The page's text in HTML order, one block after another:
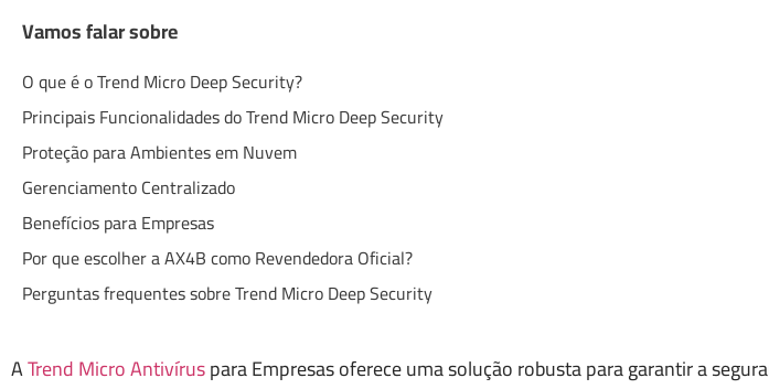
Vamos falar sobre
O que é o Trend Micro Deep Security?
Principais Funcionalidades do Trend Micro Deep Security
Proteção para Ambientes em Nuvem
Gerenciamento Centralizado
Benefícios para Empresas
Por que escolher a AX4B como Revendedora Oficial?
Perguntas frequentes sobre Trend Micro Deep Security
ATrend Micro Antivíruspara Empresas oferece uma solução robusta para garantir a